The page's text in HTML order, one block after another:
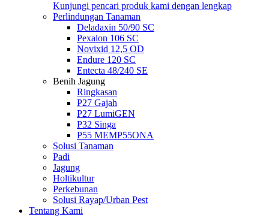
Kunjungi pencari produk kami dengan lengkap
Perlindungan Tanaman
Deladaxin 50/90 SC
Pexalon 106 SC
Novixid 12,5 OD
Endure 120 SC
Entecta 48/240 SE
Benih Jagung
Ringkasan
P27 Gajah
P27 LumiGEN
P32 Singa
P55 MEMP55ONA
Solusi Tanaman
Padi
Jagung
Holtikultur
Perkebunan
Solusi Rayap/Urban Pest
Tentang Kami